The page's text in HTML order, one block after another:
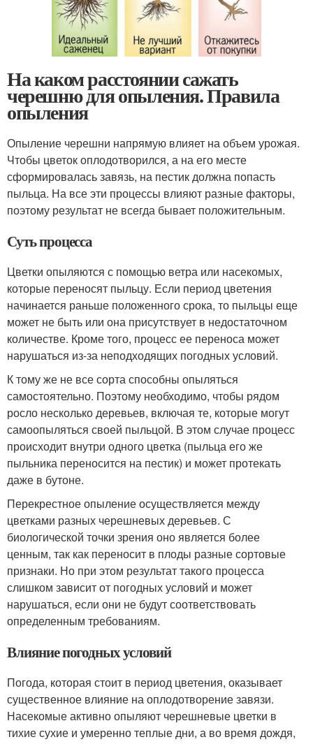
На каком расстоянии сажать
черешню для опыления. Правила
опыления
Опыление черешни напрямую влияет на объем урожая.
Чтобы цветок оплодотворился, а на его месте
сформировалась завязь, на пестик должна попасть
пыльца. На все эти процессы влияют разные факторы,
поэтому результат не всегда бывает положительным.
Суть процесса
Цветки опыляются с помощью ветра или насекомых,
которые переносят пыльцу. Если период цветения
начинается раньше положенного срока, то пыльцы еще
может не быть или она присутствует в недостаточном
количестве. Кроме того, процесс ее переноса может
нарушаться из-за неподходящих погодных условий.
К тому же не все сорта способны опыляться
самостоятельно. Поэтому необходимо, чтобы рядом
росло несколько деревьев, включая те, которые могут
самоопыляться своей пыльцой. В этом случае процесс
происходит внутри одного цветка (пыльца его же
пыльника переносится на пестик) и может протекать
даже в бутоне.
Перекрестное опыление осуществляется между
цветками разных черешневых деревьев. С
биологической точки зрения оно является более
ценным, так как переносит в плоды разные сортовые
признаки. Но при этом результат такого процесса
слишком зависит от погодных условий и может
нарушаться, если они не будут соответствовать
определенным требованиям.
Влияние погодных условий
Погода, которая стоит в период цветения, оказывает
существенное влияние на оплодотворение завязи.
Насекомые активно опыляют черешневые цветки в
тихие сухие и умеренно теплые дни, а во время дождя,